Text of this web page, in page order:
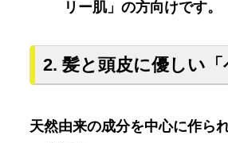
リー肌」の方向けです。
2. 髪と頭皮に優しい「
天然由来の成分を中心に作ら